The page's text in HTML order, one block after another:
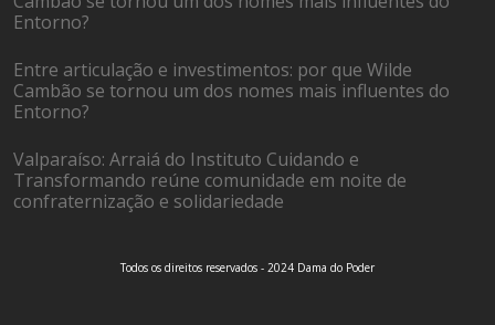
Entorno?
Entre articulação e investimentos: por que Wilde
Cambão se tornou um dos nomes mais influentes do
Entorno?
Valparaíso: Arraiá do Instituto Cuidando e
Transformando reúne comunidade em noite de
confraternização e solidariedade
Todos os direitos reservados - 2024 Dama do Poder